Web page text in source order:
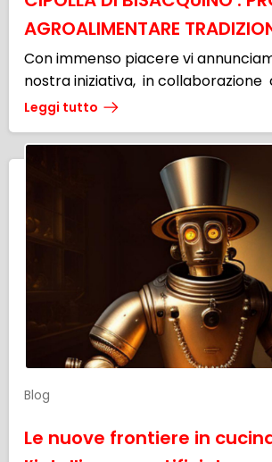
AGROALIMENTARE
Con immenso piacere vi
nostra iniziativa, in collaborazione
Leggi tutto
Blog
Le nuove frontiere in